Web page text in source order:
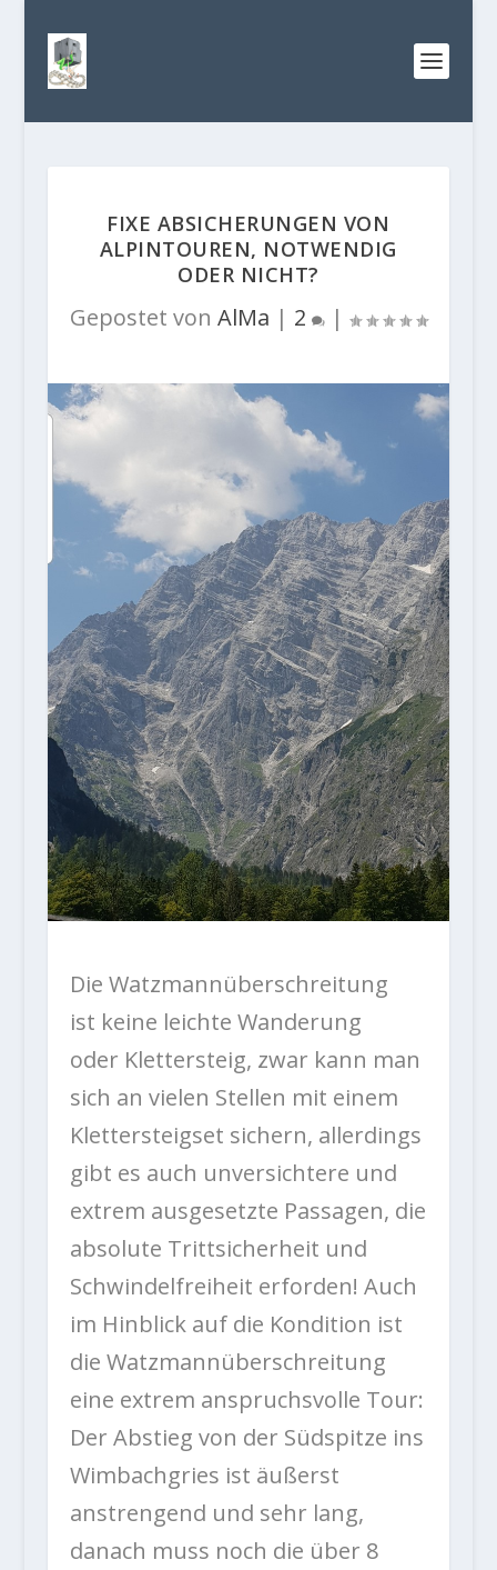
FIXE ABSICHERUNGEN VON
ALPINTOUREN, NOTWENDIG
ODER NICHT?
Gepostet von AlMa | 2 |
Die Watzmannüberschreitung
ist keine leichte Wanderung
oder Klettersteig, zwar kann man
sich an vielen Stellen mit einem
Klettersteigset sichern, allerdings
gibt es auch unversichtere und
extrem ausgesetzte Passagen, die
absolute Trittsicherheit und
Schwindelfreiheit erforden! Auch
im Hinblick auf die Kondition ist
die Watzmannüberschreitung
eine extrem anspruchsvolle Tour:
Der Abstieg von der Südspitze ins
Wimbachgries ist äußerst
anstrengend und sehr lang,
danach muss noch die über 8